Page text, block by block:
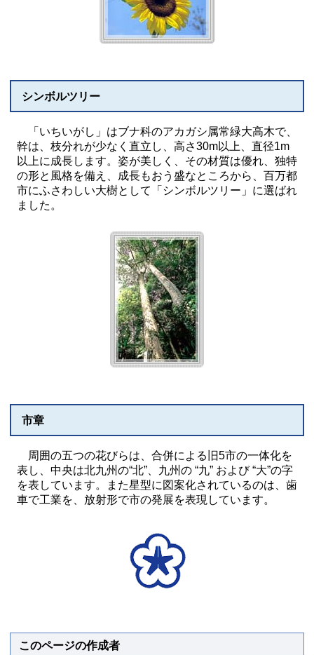
シンボルツリー
「いちいがし」はブナ科のアカガシ属常緑大高木で、
幹は、枝分れが少なく直立し、高さ30m以上、直径1m
以上に成長します。姿が美しく、その材質は優れ、独特
の形と風格を備え、成長もおう盛なところから、百万都
市にふさわしい大樹として「シンボルツリー」に選ばれ
ました。
市章
周囲の五つの花びらは、合併による旧5市の一体化を
表し、中央は北九州の“北”、九州の “九” および “大”の字
を表しています。また星型に図案化されているのは、歯
車で工業を、放射形で市の発展を表現しています。
このページの作成者